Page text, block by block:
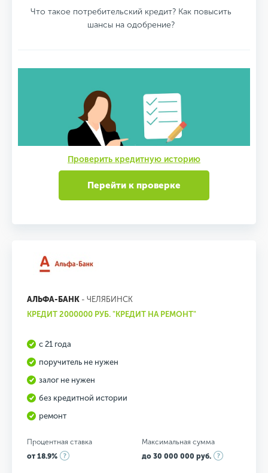
Что такое потребительский кредит? Как повысить
шансы на одобрение?
Проверить кредитную историю
Перейти к проверке
АЛЬФА-БАНК - ЧЕЛЯБИНСК
КРЕДИТ 2000000 РУБ. "КРЕДИТ НА РЕМОНТ"
с 21 года
поручитель не нужен
залог не нужен
без кредитной истории
ремонт
Процентная ставка
от 18.9%
Максимальная сумма
до 30 000 000 руб.